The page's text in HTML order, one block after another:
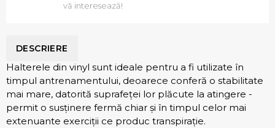
vă interesează!
DESCRIERE
Halterele din vinyl sunt ideale pentru a fi utilizate în
timpul antrenamentului, deoarece conferă o stabilitate
mai mare, datorită suprafeței lor plăcute la atingere -
permit o susținere fermă chiar și în timpul celor mai
extenuante exerciții ce produc transpirație.